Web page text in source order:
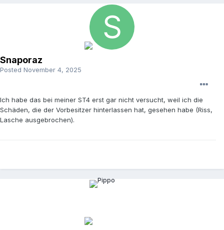
Snaporaz
Posted November 4, 2025
Ich habe das bei meiner ST4 erst gar nicht versucht, weil ich die
Schäden, die der Vorbesitzer hinterlassen hat, gesehen habe (Riss,
Lasche ausgebrochen).